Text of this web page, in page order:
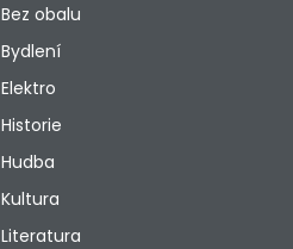
Bez obalu
Bydlení
Elektro
Historie
Hudba
Kultura
Literatura